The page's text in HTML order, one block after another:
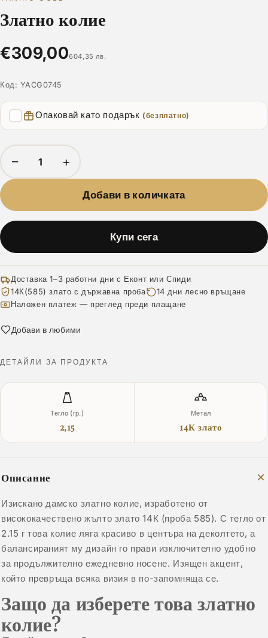
Златно колие
€309,00604,35 лв.
Код: YACG0745
Опаковай като подарък (безплатно)
− +
Добави в количката
Купи сега
Доставка 1–3 работни дни с Еконт или Спиди
14К(585) злато с държавна проба
14 дни лесно връщане
Наложен платеж — преглед преди плащане
Добави в любими
ДЕТАЙЛИ ЗА ПРОДУКТА
Тегло (гр.)
2,15
Метал
14К злато
Описание
Изискано дамско златно колие, изработено от
висококачествено жълто злато 14К (проба 585). С тегло от
2.15 г това колие ляга красиво в центъра на деколтето, а
балансираният му дизайн го прави изключително удобно
за продължително ежедневно носене. Изящен акцент,
който превръща всяка визия в по-запомняща се.
Защо да изберете това златно
колие?